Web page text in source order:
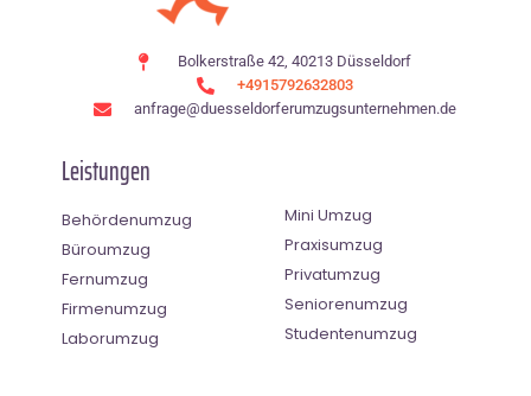
Bolkerstraße 42, 40213 Düsseldorf
+4915792632803
anfrage@duesseldorferumzugsunternehmen.de
Leistungen
Behördenumzug
Büroumzug
Fernumzug
Firmenumzug
Laborumzug
Mini Umzug
Praxisumzug
Privatumzug
Seniorenumzug
Studentenumzug